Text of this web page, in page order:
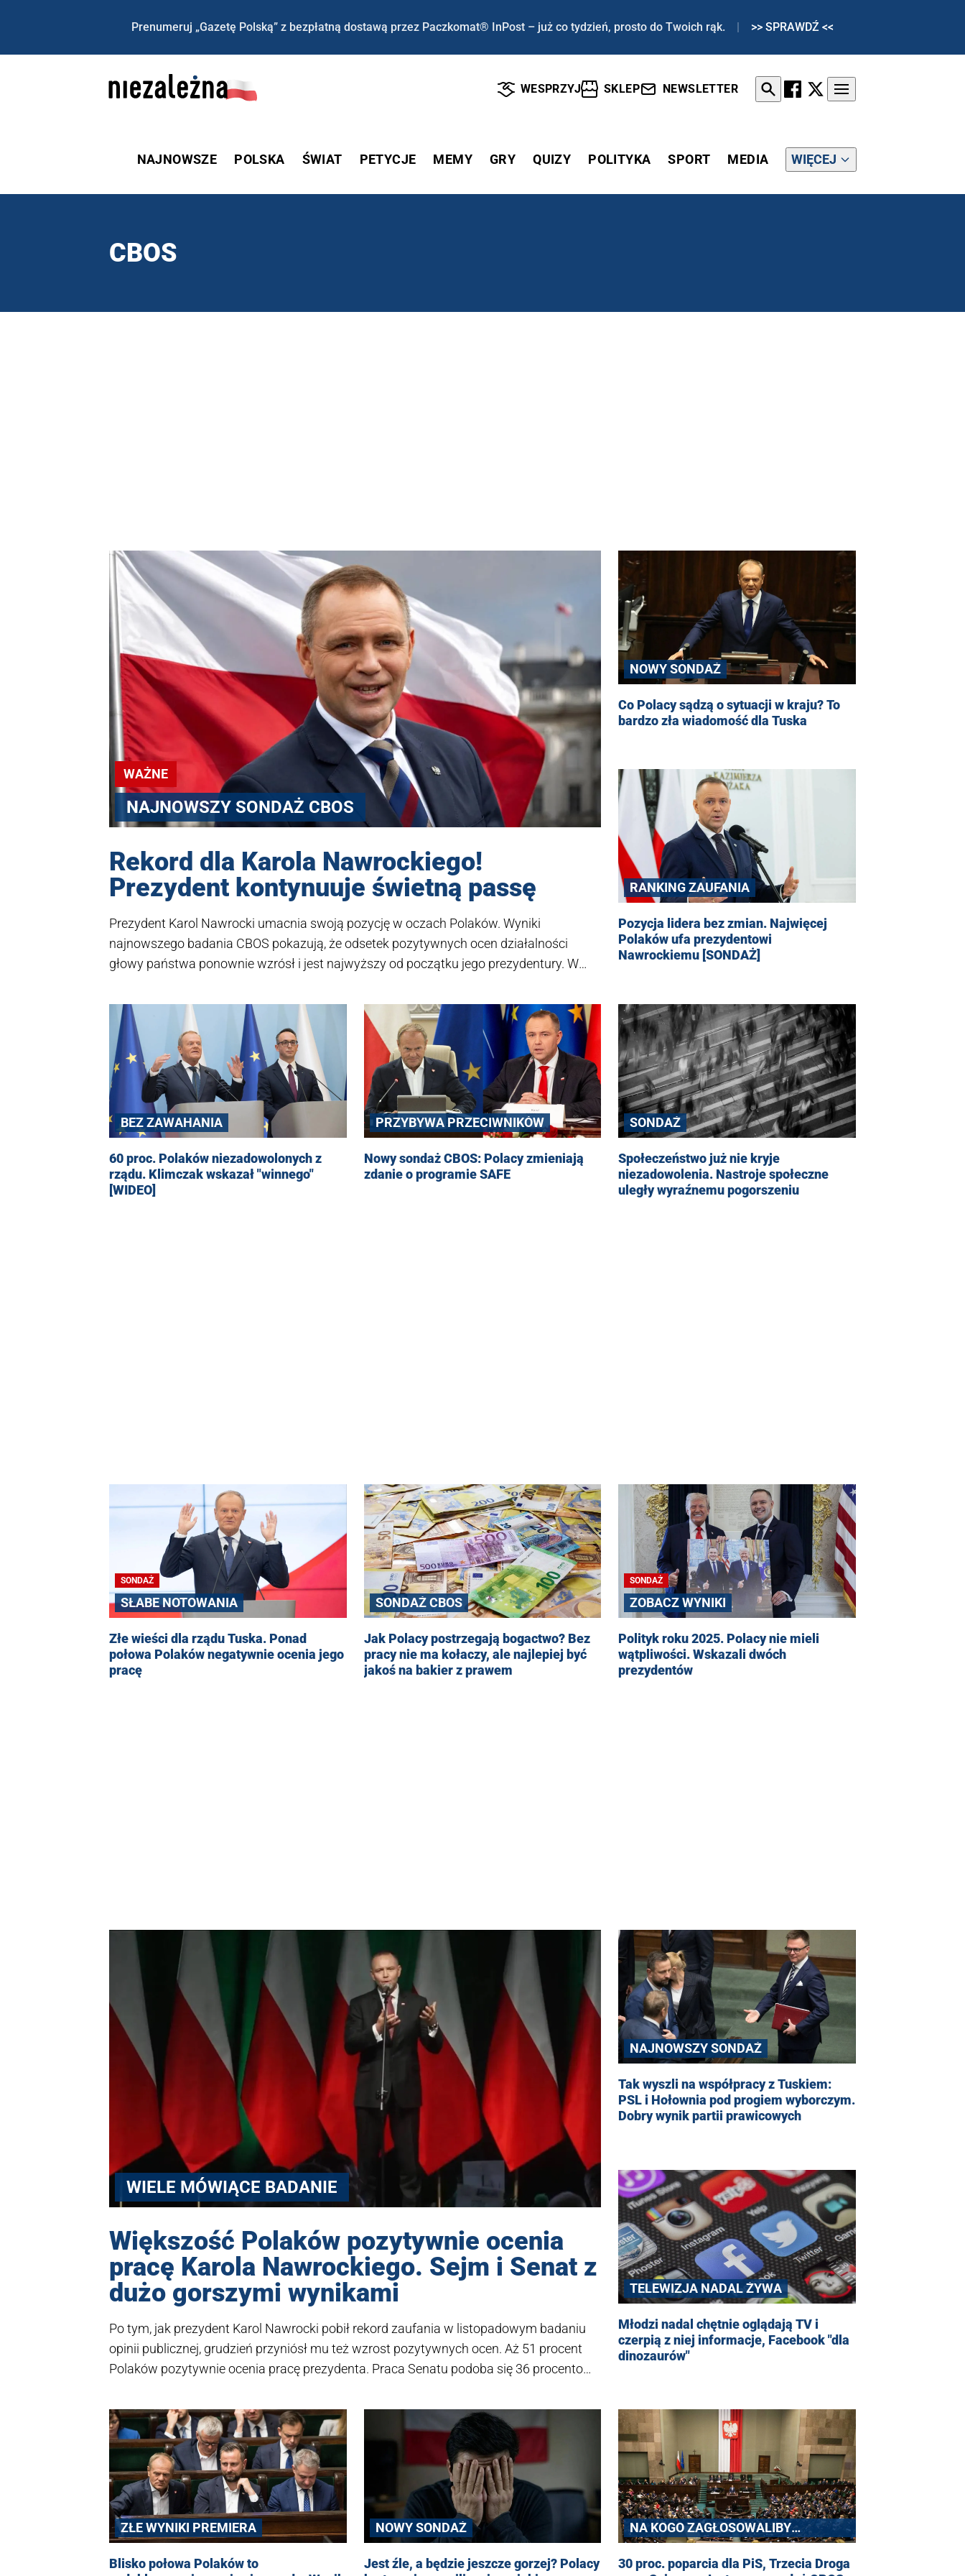
Prenumeruj „Gazetę Polską” z bezpłatną dostawą przez Paczkomat® InPost – już co tydzień, prosto do Twoich rąk. | >> SPRAWDŹ <<
WESPRZYJ SKLEP NEWSLETTER
NAJNOWSZE POLSKA ŚWIAT PETYCJE MEMY GRY QUIZY POLITYKA SPORT MEDIA WIĘCEJ
CBOS
WAŻNE
NAJNOWSZY SONDAŻ CBOS
Rekord dla Karola Nawrockiego!
Prezydent kontynuuje świetną passę
Prezydent Karol Nawrocki umacnia swoją pozycję w oczach Polaków. Wyniki
najnowszego badania CBOS pokazują, że odsetek pozytywnych ocen działalności
głowy państwa ponownie wzrósł i jest najwyższy od początku jego prezydentury. W
NOWY SONDAŻ
Co Polacy sądzą o sytuacji w kraju? To
bardzo zła wiadomość dla Tuska
RANKING ZAUFANIA
Pozycja lidera bez zmian. Najwięcej
Polaków ufa prezydentowi
Nawrockiemu [SONDAŻ]
BEZ ZAWAHANIA
60 proc. Polaków niezadowolonych z
rządu. Klimczak wskazał "winnego"
[WIDEO]
PRZYBYWA PRZECIWNIKÓW
Nowy sondaż CBOS: Polacy zmieniają
zdanie o programie SAFE
SONDAŻ
Społeczeństwo już nie kryje
niezadowolenia. Nastroje społeczne
uległy wyraźnemu pogorszeniu
SONDAŻ
SŁABE NOTOWANIA
Złe wieści dla rządu Tuska. Ponad
połowa Polaków negatywnie ocenia jego
pracę
SONDAŻ CBOS
Jak Polacy postrzegają bogactwo? Bez
pracy nie ma kołaczy, ale najlepiej być
jakoś na bakier z prawem
SONDAŻ
ZOBACZ WYNIKI
Polityk roku 2025. Polacy nie mieli
wątpliwości. Wskazali dwóch
prezydentów
WIELE MÓWIĄCE BADANIE
Większość Polaków pozytywnie ocenia
pracę Karola Nawrockiego. Sejm i Senat z
dużo gorszymi wynikami
Po tym, jak prezydent Karol Nawrocki pobił rekord zaufania w listopadowym badaniu
opinii publicznej, grudzień przyniósł mu też wzrost pozytywnych ocen. Aż 51 procent
Polaków pozytywnie ocenia pracę prezydenta. Praca Senatu podoba się 36 procentom
NAJNOWSZY SONDAŻ
Tak wyszli na współpracy z Tuskiem:
PSL i Hołownia pod progiem wyborczym.
Dobry wynik partii prawicowych
TELEWIZJA NADAL ŻYWA
Młodzi nadal chętnie oglądają TV i
czerpią z niej informacje, Facebook "dla
dinozaurów"
ZŁE WYNIKI PREMIERA
Blisko połowa Polaków to
NOWY SONDAŻ
Jest źle, a będzie jeszcze gorzej? Polacy
NA KOGO ZAGŁOSOWALIBY
POLACY?
30 proc. poparcia dla PiS, Trzecia Droga